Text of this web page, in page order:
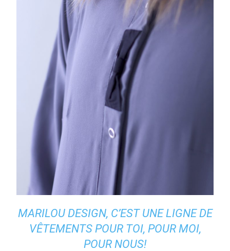
MARILOU DESIGN, C’EST UNE LIGNE DE
VÊTEMENTS POUR TOI, POUR MOI,
POUR NOUS!